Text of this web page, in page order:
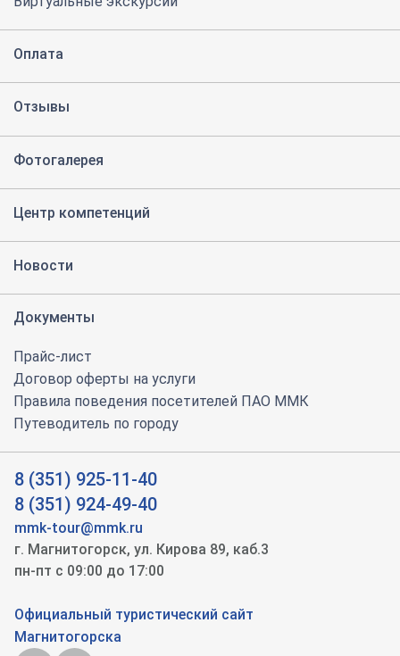
Оплата
Отзывы
Фотогалерея
Центр компетенций
Новости
Документы
Прайс-лист
Договор оферты на услуги
Правила поведения посетителей ПАО ММК
Путеводитель по городу
8 (351) 925-11-40
8 (351) 924-49-40
mmk-tour@mmk.ru
г. Магнитогорск, ул. Кирова 89, каб.3
пн-пт с 09:00 до 17:00
Официальный туристический сайт
Магнитогорска
ЗАПИШИТЕСЬ НА ЭКСКУРСИЮ
субботам.
БУДЕМ РАДЫ ОТВЕТИТЬ